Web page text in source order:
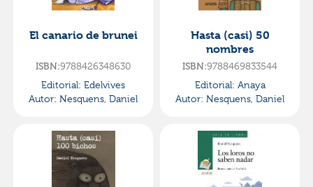
El canario de brunei
ISBN:9788426348630
Editorial: Edelvives
Autor: Nesquens, Daniel
Hasta (casi) 50
nombres
ISBN:9788469833544
Editorial: Anaya
Autor: Nesquens, Daniel